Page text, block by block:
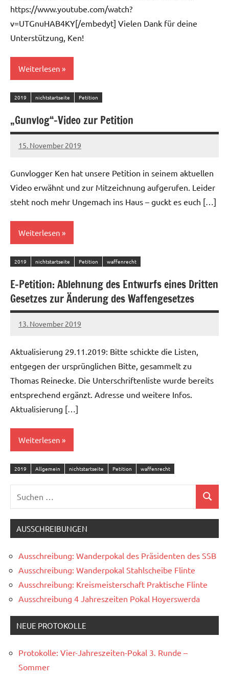
https://www.youtube.com/watch?
v=UTGnuHAB4KY[/embedyt] Vielen Dank für deine
Unterstützung, Ken!
Weiterlesen
2019 nichtstartseite Petition
„Gunvlog“-Video zur Petition
15. November 2019
admin
Gunvlogger Ken hat unsere Petition in seinem aktuellen
Video erwähnt und zur Mitzeichnung aufgerufen. Leider
steht noch mehr Ungemach ins Haus – guckt es euch […]
Weiterlesen
2019 nichtstartseite Petition waffenrecht
E-Petition: Ablehnung des Entwurfs eines Dritten
Gesetzes zur Änderung des Waffengesetzes
13. November 2019
admin
Aktualisierung 29.11.2019: Bitte schickte die Listen,
entgegen der ursprünglichen Bitte, gesammelt zu
Thomas Reinecke. Die Unterschriftenliste wurde bereits
entsprechend ergänzt. Adresse und weitere Infos.
Aktualisierung […]
Weiterlesen
2019 Allgemein nichtstartseite Petition waffenrecht
Suchen
AUSSCHREIBUNGEN
Ausschreibung: Wanderpokal des Präsidenten des SSB
Ausschreibung: Wanderpokal Stahlscheibe Flinte
Ausschreibung: Kreismeisterschaft Praktische Flinte
Ausschreibung 4 Jahreszeiten Pokal Hoyerswerda
NEUE PROTOKOLLE
Protokolle: Vier-Jahreszeiten-Pokal 3. Runde –
Sommer